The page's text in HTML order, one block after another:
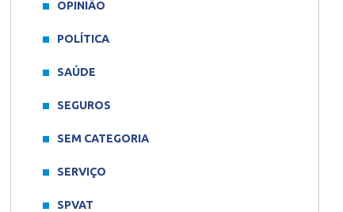
OPINIÃO
POLÍTICA
SAÚDE
SEGUROS
SEM CATEGORIA
SERVIÇO
SPVAT